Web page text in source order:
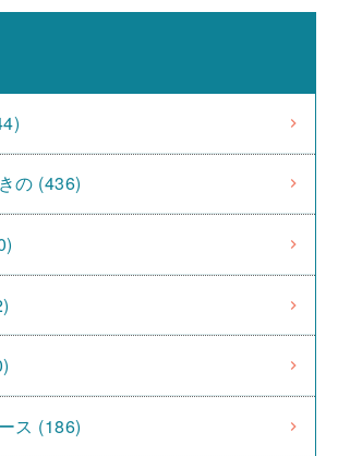
の (436)
ス (186)